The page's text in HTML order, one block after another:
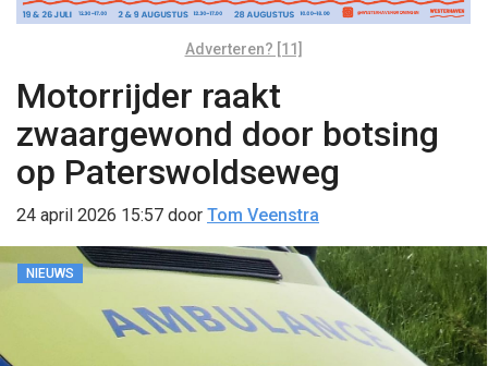
Adverteren? [11]
Motorrijder raakt
zwaargewond door botsing
op Paterswoldseweg
24 april 2026 15:57 door Tom Veenstra
NIEUWS